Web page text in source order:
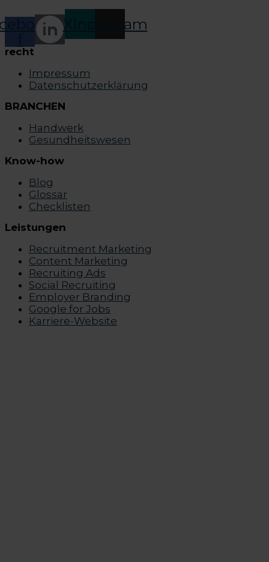
XingInstagram
recht
Impressum
Datenschutzerklärung
BRANCHEN
Handwerk
Gesundheitswesen
Know-how
Blog
Glossar
Checklisten
Leistungen
Recruitment Marketing
Content Marketing
Recruiting Ads
Social Recruiting
Employer Branding
Google for Jobs
Karriere-Website